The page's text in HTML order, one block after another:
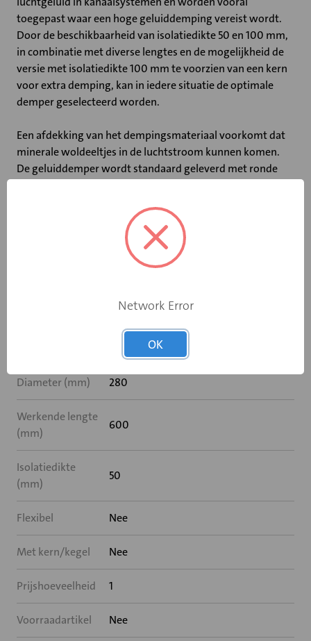
toegepast waar een hoge geluiddemping vereist wordt.
Door de beschikbaarheid van isolatiedikte 50 en 100 mm,
in combinatie met diverse lengtes en de mogelijkheid de
versie met isolatiedikte 100 mm te voorzien van een kern
voor extra demping, kan in iedere situatie de optimale
demper geselecteerd worden.
Een afdekking van het dempingsmateriaal voorkomt dat
minerale woldeeltjes in de luchtstroom kunnen komen.
De geluiddemper wordt standaard geleverd met ronde
Belangrijkste kenmerken:
• Maximale luchtsnelheid: 15 m/s
• Vanaf model 315 leverbaar met kern voor extra
Diameter (mm) 280
Werkende lengte
(mm)
600
Isolatiedikte
(mm)
50
Flexibel Nee
Met kern/kegel Nee
Prijshoeveelheid 1
Voorraadartikel Nee
Network Error
OK